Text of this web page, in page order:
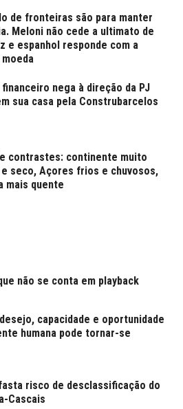
de fronteiras são para manter
Meloni não cede a ultimato de
e espanhol responde com a
nega à direção da PJ
sua casa pela Construbarcelos
contrastes: continente muito
seco, Açores frios e chuvosos,
mais quente
não se conta em playback
capacidade e oportunidade
humana pode tornar-se
risco de desclassificação do
Cascais